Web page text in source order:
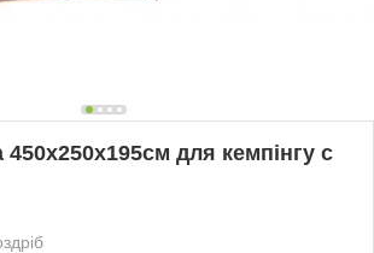
450x250x195см для кемпінгу с